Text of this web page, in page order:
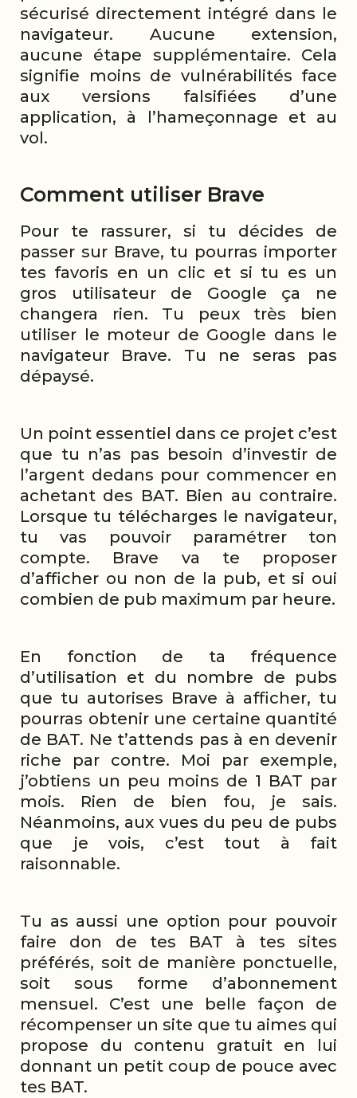
sécurisé directement intégré dans le
navigateur. Aucune extension,
aucune étape supplémentaire. Cela
signifie moins de vulnérabilités face
aux versions falsifiées d’une
application, à l’hameçonnage et au
vol.
Comment utiliser Brave
Pour te rassurer, si tu décides de
passer sur Brave, tu pourras importer
tes favoris en un clic et si tu es un
gros utilisateur de Google ça ne
changera rien. Tu peux très bien
utiliser le moteur de Google dans le
navigateur Brave. Tu ne seras pas
dépaysé.
Un point essentiel dans ce projet c’est
que tu n’as pas besoin d’investir de
l’argent dedans pour commencer en
achetant des BAT. Bien au contraire.
Lorsque tu télécharges le navigateur,
tu vas pouvoir paramétrer ton
compte. Brave va te proposer
d’afficher ou non de la pub, et si oui
combien de pub maximum par heure.
En fonction de ta fréquence
d’utilisation et du nombre de pubs
que tu autorises Brave à afficher, tu
pourras obtenir une certaine quantité
de BAT. Ne t’attends pas à en devenir
riche par contre. Moi par exemple,
j’obtiens un peu moins de 1 BAT par
mois. Rien de bien fou, je sais.
Néanmoins, aux vues du peu de pubs
que je vois, c’est tout à fait
raisonnable.
Tu as aussi une option pour pouvoir
faire don de tes BAT à tes sites
préférés, soit de manière ponctuelle,
soit sous forme d’abonnement
mensuel. C’est une belle façon de
récompenser un site que tu aimes qui
propose du contenu gratuit en lui
donnant un petit coup de pouce avec
tes BAT.